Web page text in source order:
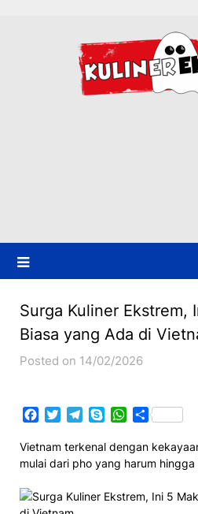
Surga Kuliner Ekstrem,
Biasa yang Ada di
Posted on 14/02/2026
Facebook
TwitterTelegram
SkypeWhatsApp
Share
Vietnam terkenal dengan
mulai dari pho yang harum